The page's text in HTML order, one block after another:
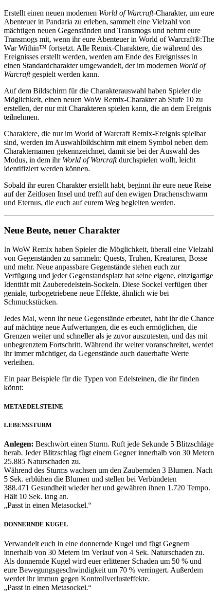
Erstellt einen neuen modernen World of Warcraft-Charakter, um eure
Abenteuer in Pandaria zu erleben, sammelt eine Vielzahl von
mächtigen neuen Gegenständen und Transmogs und nehmt eure
Transmogs mit, wenn ihr eure Abenteuer in World of Warcraft®:The
War Within™ fortsetzt. Alle Remix-Charaktere, die während des
Ereignisses erstellt werden, werden am Ende des Ereignisses in
einen Standardcharakter umgewandelt, der im modernen World of
Warcraftgespielt werden kann.
Auf dem Bildschirm für die Charakterauswahl haben Spieler die
Möglichkeit, einen neuen WoW Remix-Charakter ab Stufe 10 zu
erstellen, der nur mit Charakteren spielen kann, die an dem Ereignis
teilnehmen.
Charaktere, die nur im World of Warcraft Remix-Ereignis spielbar
sind, werden im Auswahlbildschirm mit einem Symbol neben dem
Charakternamen gekennzeichnet, damit sie bei der Auswahl des
Modus, in dem ihr World of Warcraftdurchspielen wollt, leicht
identifiziert werden können.
Sobald ihr euren Charakter erstellt habt, beginnt ihr eure neue Reise
auf der Zeitlosen Insel und trefft auf den ewigen Drachenschwarm
und Eternus, die euch auf eurem Weg begleiten werden.
Neue Beute, neuer Charakter
In WoW Remix haben Spieler die Möglichkeit, überall eine Vielzahl
von Gegenständen zu sammeln: Quests, Truhen, Kreaturen, Bosse
und mehr. Neue anpassbare Gegenstände stehen euch zur
Verfügung und jeder Gegenstandsplatz hat seine eigene, einzigartige
Identität mit Zauberedelstein-Sockeln. Diese Sockel verfügen über
geniale, turbogetriebene neue Effekte, ähnlich wie bei
Schmuckstücken.
Jedes Mal, wenn ihr neue Gegenstände erbeutet, habt ihr die Chance
auf mächtige neue Aufwertungen, die es euch ermöglichen, die
Grenzen weiter und schneller als je zuvor auszutesten, und das mit
unbegrenztem Fortschritt. Während ihr weiter voranschreitet, werdet
ihr immer mächtiger, da Gegenstände auch dauerhafte Werte
verleihen.
Ein paar Beispiele für die Typen von Edelsteinen, die ihr finden
könnt:
METAEDELSTEINE
LEBENSSTURM
Anlegen: Beschwört einen Sturm. Ruft jede Sekunde 5 Blitzschläge
herab. Jeder Blitzschlag fügt einem Gegner innerhalb von 30 Metern
25.885 Naturschaden zu.
Während des Sturms wachsen um den Zaubernden 3 Blumen. Nach
5 Sek. erblühen die Blumen und stellen bei Verbündeten
388.471 Gesundheit wieder her und gewähren ihnen 1.720 Tempo.
Hält 10 Sek. lang an.
„Passt in einen Metasockel.“
DONNERNDE KUGEL
Verwandelt euch in eine donnernde Kugel und fügt Gegnern
innerhalb von 30 Metern im Verlauf von 4 Sek. Naturschaden zu.
Als donnernde Kugel wird euer erlittener Schaden um 50 % und
eure Bewegungsgeschwindigkeit um 70 % verringert. Außerdem
werdet ihr immun gegen Kontrollverlusteffekte.
„Passt in einen Metasockel.“